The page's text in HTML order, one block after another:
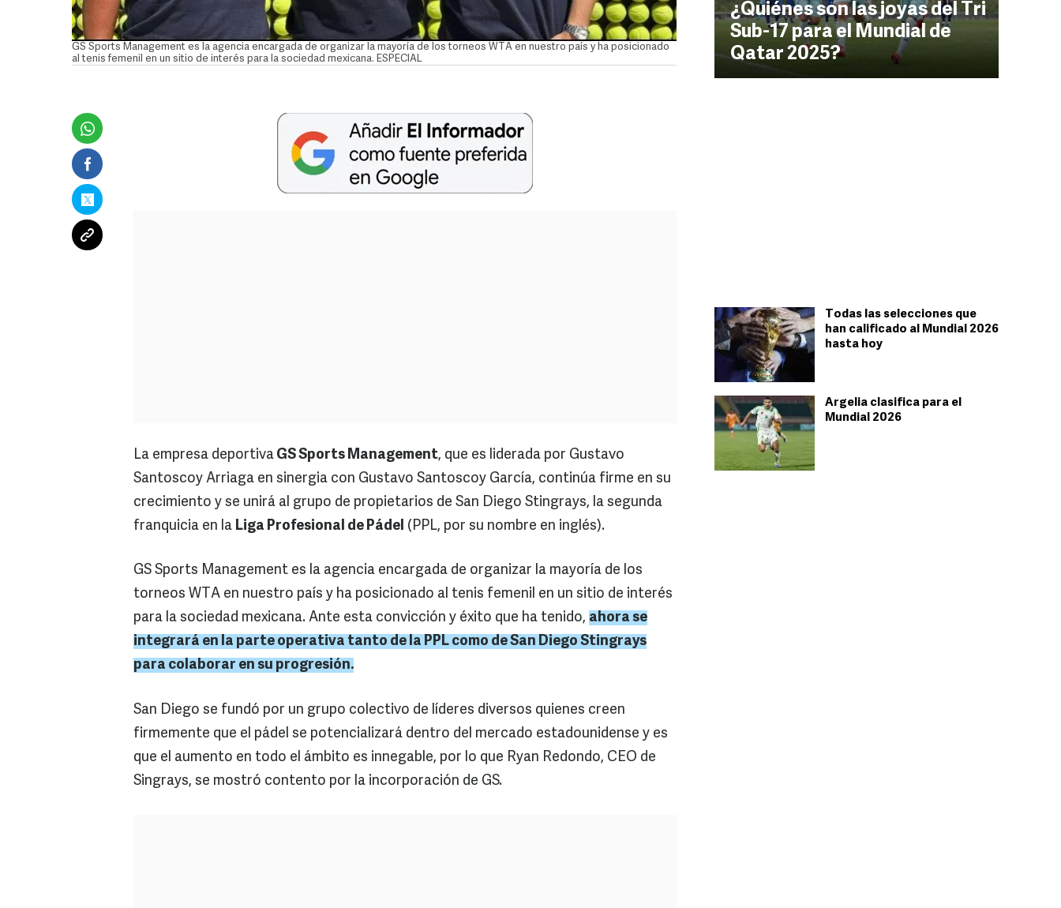
¿Quiénes son las joyas del Tri
Sub-17 para el Mundial de
Qatar 2025?
Todas las selecciones que
han calificado al Mundial 2026
hasta hoy
Argelia clasifica para el
Mundial 2026
GS Sports Management es la agencia encargada de organizar la mayoría de los torneos WTA en nuestro país y ha posicionado
al tenis femenil en un sitio de interés para la sociedad mexicana. ESPECIAL
La empresa deportiva GS Sports Management, que es liderada por Gustavo
Santoscoy Arriaga en sinergia con Gustavo Santoscoy García, continúa firme en su
crecimiento y se unirá al grupo de propietarios de San Diego Stingrays, la segunda
franquicia en la Liga Profesional de Pádel (PPL, por su nombre en inglés).
GS Sports Management es la agencia encargada de organizar la mayoría de los
torneos WTA en nuestro país y ha posicionado al tenis femenil en un sitio de interés
para la sociedad mexicana. Ante esta convicción y éxito que ha tenido, ahora se
integrará en la parte operativa tanto de la PPL como de San Diego Stingrays
para colaborar en su progresión.
San Diego se fundó por un grupo colectivo de líderes diversos quienes creen
firmemente que el pádel se potencializará dentro del mercado estadounidense y es
que el aumento en todo el ámbito es innegable, por lo que Ryan Redondo, CEO de
Singrays, se mostró contento por la incorporación de GS.